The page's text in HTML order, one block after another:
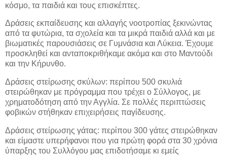
κόσμο, τα παιδιά και τους επισκέπτες.
Δράσεις εκπαίδευσης και αλλαγής νοοτροπίας ξεκινώντας
από τα φυτώρια, τα σχολεία και τα μικρά παιδιά αλλά και με
βιωματικές παρουσιάσεις σε Γυμνάσια και Λύκεια. Έχουμε
προσκληθεί και ανταποκριθήκαμε ακόμα και στο Μαντούδι
και την Κήρυνθο.
Δράσεις στείρωσης σκύλων: περίπου 500 σκυλιά
στειρώθηκαν με πρόγραμμα που τρέχει ο Σύλλογος, με
χρηματοδότηση από την Αγγλία. Σε πολλές περιπτώσεις
φοβικών στήθηκαν επιχειρήσεις παγίδευσης.
Δράσεις στείρωσης γάτας: περίπου 300 γάτες στειρώθηκαν
και είμαστε υπερήφανοι που για πρώτη φορά στα 30 χρόνια
ύπαρξης του Συλλόγου μας επιδοτήσαμε κι εμείς